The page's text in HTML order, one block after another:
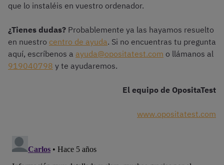
que lo instaléis en vuestro ordenador.
¿Tienes dudas? Probablemente ya las hayamos resuelto
en nuestro centro de ayuda. Si no encuentras tu pregunta
aquí, escríbenos a ayuda@opositatest.com o llámanos al
919040798 y te ayudaremos.
El equipo de OpositaTest
www.opositatest.com